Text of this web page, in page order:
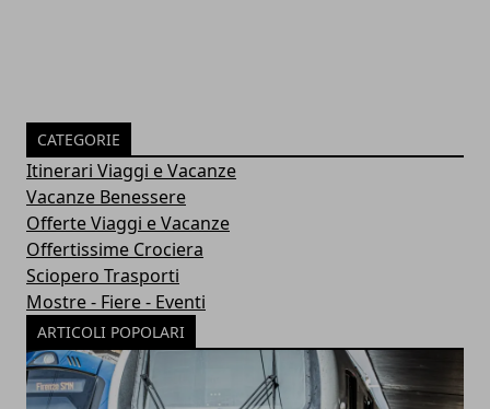
CATEGORIE
Itinerari Viaggi e Vacanze
Vacanze Benessere
Offerte Viaggi e Vacanze
Offertissime Crociera
Sciopero Trasporti
Mostre - Fiere - Eventi
ARTICOLI POPOLARI